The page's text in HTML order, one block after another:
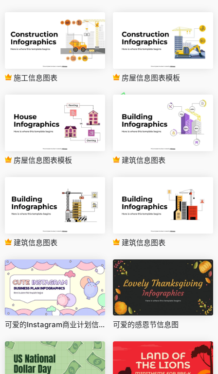
施工信息图表 房屋信息图表模板
房屋信息图表模板 建筑信息图表
建筑信息图表 建筑信息图表
可爱的Instagram商业计划信息图 可爱的感恩节信息图